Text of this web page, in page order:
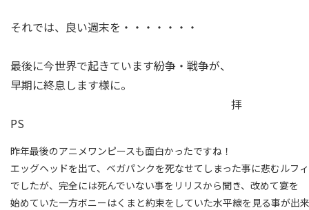
それでは、良い週末を・・・・・・・
最後に今世界で起きています紛争・戦争が、
早期に終息します様に。
拝
PS
昨年最後のアニメワンピースも面白かったですね！
エッグヘッドを出て、ベガパンクを死なせてしまった事に悲むルフィ
でしたが、完全には死んでいない事をリリスから聞き、改めて宴を
始めていた一方ボニーはくまと約束をしていた水平線を見る事が出